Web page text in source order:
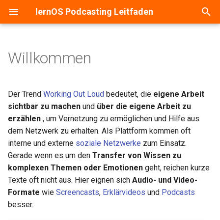
lernOS Podcasting Leitfaden
e
w
i
r
i
n
Grundlagen
Podcasting-Canvas
Format
Workflow
Hardware
Mikrofone und Headsets
Audio-Rekorder
Audio-Interfaces und
Mischpulte
Software
Ardour
Audacity
Audition
Garageband
Überblick
Get Started (Kata)
Wähle eine Podcast App und
finde Podcasts (Kata)
Nutze den Podcast Canvas
als Checkliste (Kata)
Nimm deine "Nullnummer" auf
(Kata)
PDF-Version
Word-Version
HTML-Version
E-Book (epub)
lernos.org
CONNECT Community
Peerfinder
Willkommen
Der Trend Working Out Loud bedeutet, die eigene Arbeit
sichtbar zu machen und über die eigene Arbeit zu
erzählen , um Vernetzung zu ermöglichen und Hilfe aus
dem Netzwerk zu erhalten. Als Plattform kommen oft
interne und externe soziale Netzwerke zum Einsatz.
Gerade wenn es um den Transfer von Wissen zu
komplexen Themen oder Emotionen geht, reichen kurze
Texte oft nicht aus. Hier eignen sich Audio- und Video-
Formate wie Screencasts, Erklärvideos und Podcasts
besser.